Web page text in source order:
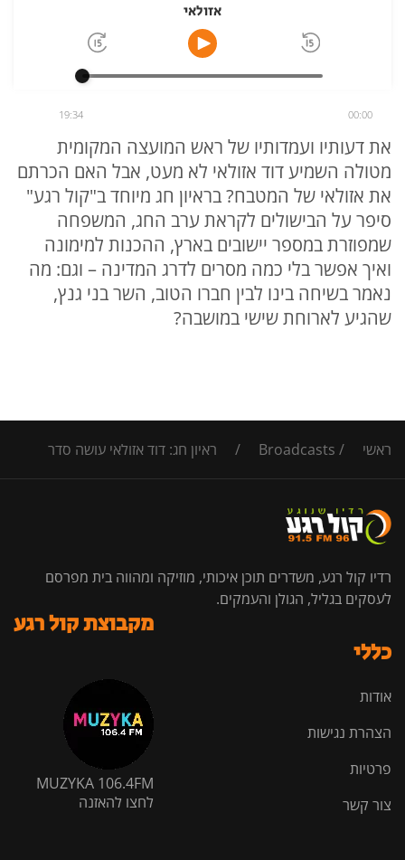
אזולאי
00:00
19:34
את דעותיו ועמדותיו של ראש המועצה המקומית
מטולה השמיע דוד אזולאי לא מעט, אבל האם הכרתם
את אזולאי של המטבח? בראיון חג מיוחד ב"קול רגע"
סיפר על הבישולים לקראת ערב החג, המשפחה
שמפוזרת במספר יישובים בארץ, ההכנות למימונה
ואיך אפשר בלי כמה מסרים לדרג המדינה – וגם: מה
נאמר בשיחה בינו לבין חברו הטוב, השר בני גנץ,
שהגיע לארוחת שישי במושבה?
ראשי /
Broadcasts
/ ראיון חג: דוד אזולאי עושה סדר
רדיו קול רגע, משדרים תוכן איכותי, מוזיקה ומהווה בית מפרסם
לעסקים בגליל, הגולן והעמקים.
כללי
אודות
הצהרת נגישות
פרטיות
צור קשר
מקבוצת קול רגע
MUZYKA 106.4FM
לחצו להאזנה